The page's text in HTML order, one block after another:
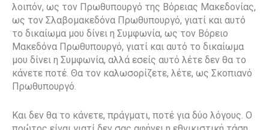
λοιπόν, ως τον Πρωθυπουργό της Βόρειας Μακεδονίας,
ως τον Σλαβομακεδόνα Πρωθυπουργό, γιατί και αυτό
το δικαίωμα μου δίνει η Συμφωνία, ως τον Βόρειο
Μακεδόνα Πρωθυπουργό, γιατί και αυτό το δικαίωμα
μου δίνει η Συμφωνία, αλλά εσείς αυτό λέτε δεν θα το
κάνετε ποτέ. Θα τον καλωσορίζετε, λέτε, ως Σκοπιανό
Πρωθυπουργό.
Και δεν θα το κάνετε, πράγματι, ποτέ για δύο λόγους. Ο